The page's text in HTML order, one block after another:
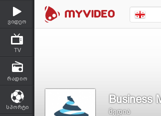
ვიდეო
TV
რადიო
სპორტი
Business
მედია